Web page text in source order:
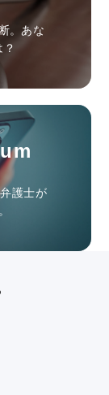
。あな
護士が